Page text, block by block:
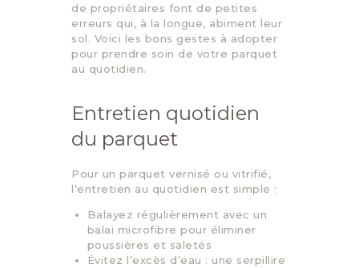
de propriétaires font de petites
erreurs qui, à la longue, abiment leur
sol. Voici les bons gestes à adopter
pour prendre soin de votre parquet
au quotidien.
Entretien quotidien
du parquet
Pour un parquet vernisé ou vitrifié,
l’entretien au quotidien est simple :
Balayez régulièrement avec un
balai microfibre pour éliminer
poussières et saletés
Évitez l’excès d’eau : une serpillire